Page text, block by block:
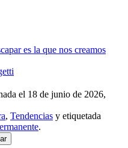
es la que nos creamos
el 18 de junio de 2026,
, Tendencias y etiquetada
.